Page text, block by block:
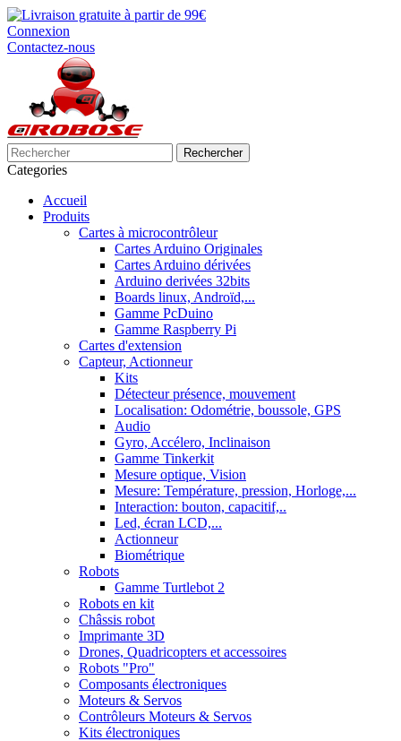
Connexion
Contactez-nous
Rechercher
Categories
Accueil
Produits
Cartes à microcontrôleur
Cartes Arduino Originales
Cartes Arduino dérivées
Arduino derivées 32bits
Boards linux, Androïd,...
Gamme PcDuino
Gamme Raspberry Pi
Cartes d'extension
Capteur, Actionneur
Kits
Détecteur présence, mouvement
Localisation: Odométrie, boussole, GPS
Audio
Gyro, Accélero, Inclinaison
Gamme Tinkerkit
Mesure optique, Vision
Mesure: Température, pression, Horloge,...
Interaction: bouton, capacitif,..
Led, écran LCD,...
Actionneur
Biométrique
Robots
Gamme Turtlebot 2
Robots en kit
Châssis robot
Imprimante 3D
Drones, Quadricopters et accessoires
Robots "Pro"
Composants électroniques
Moteurs & Servos
Contrôleurs Moteurs & Servos
Kits électroniques